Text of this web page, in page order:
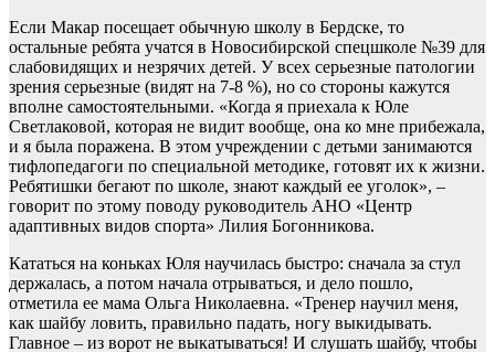
Если Макар посещает обычную школу в Бердске, то
остальные ребята учатся в Новосибирской спецшколе №39 для
слабовидящих и незрячих детей. У всех серьезные патологии
зрения серьезные (видят на 7-8 %), но со стороны кажутся
вполне самостоятельными. «Когда я приехала к Юле
Светлаковой, которая не видит вообще, она ко мне прибежала,
и я была поражена. В этом учреждении с детьми занимаются
тифлопедагоги по специальной методике, готовят их к жизни.
Ребятишки бегают по школе, знают каждый ее уголок», –
говорит по этому поводу руководитель АНО «Центр
адаптивных видов спорта» Лилия Богонникова.
Кататься на коньках Юля научилась быстро: сначала за стул
держалась, а потом начала отрываться, и дело пошло,
отметила ее мама Ольга Николаевна. «Тренер научил меня,
как шайбу ловить, правильно падать, ногу выкидывать.
Главное – из ворот не выкатываться! И слушать шайбу, чтобы